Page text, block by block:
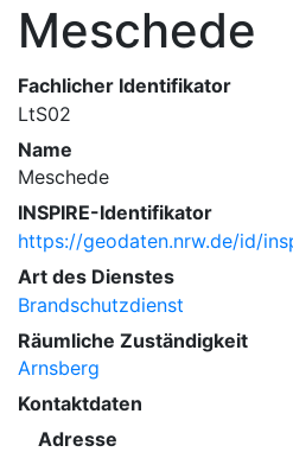
Meschede
Fachlicher Identifikator
LtS02
Name
Meschede
INSPIRE-Identifikator
Art des Dienstes
Brandschutzdienst
Räumliche Zuständigkeit
Arnsberg
Kontaktdaten
Adresse